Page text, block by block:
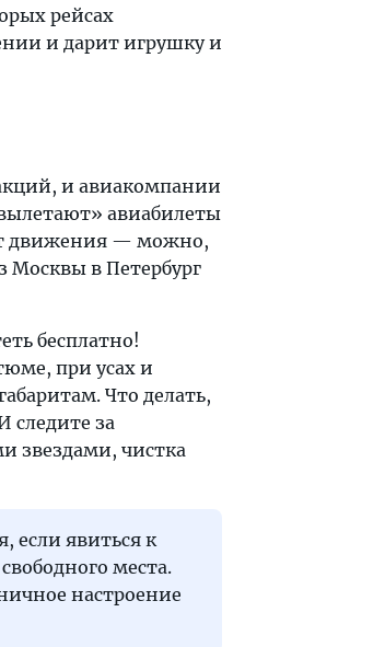
рейсах
и дарит игрушку и
и авиакомпании
авиабилеты
движения — можно,
Москвы в Петербург
бесплатно!
при усах и
Что делать,
следите за
звездами, чистка
если явиться к
места.
настроение